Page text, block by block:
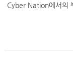
Cyber Nation에서의